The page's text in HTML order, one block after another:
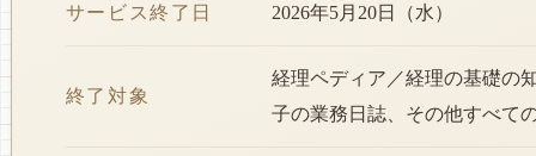
サービス終了日 2026年5月20日（水）
終了対象
経理ペディア／経理の基礎の
子の業務日誌、その他すべて